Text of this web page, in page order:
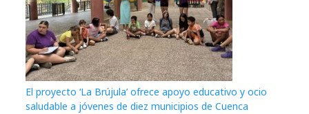
El proyecto ‘La Brújula’ ofrece apoyo educativo y ocio
saludable a jóvenes de diez municipios de Cuenca